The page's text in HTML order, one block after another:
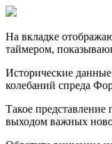
На вкладке
таймером,
Исторические
колебаний спреда
Такое
выходом важных